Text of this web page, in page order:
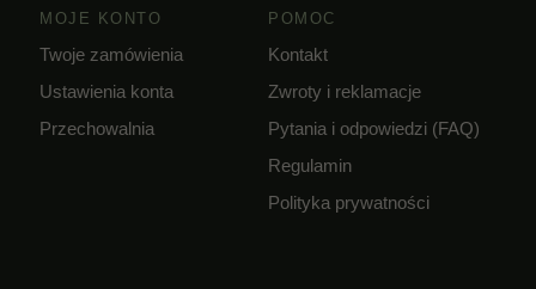
MOJE KONTO
Twoje zamówienia
Ustawienia konta
Przechowalnia
POMOC
Kontakt
Zwroty i reklamacje
Pytania i odpowiedzi (FAQ)
Regulamin
Polityka prywatności